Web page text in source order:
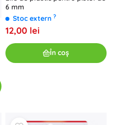
6 mm
Stoc extern ?
12,00 lei
În coș